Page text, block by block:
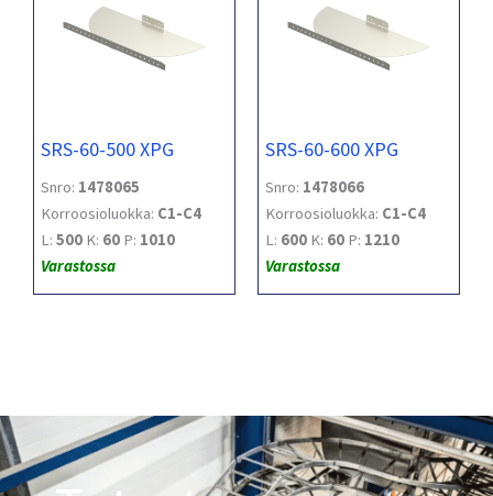
SRS-60-500 XPG
Snro: 1478065
Korroosioluokka: C1-C4
L: 500 K: 60 P: 1010
Varastossa
SRS-60-600 XPG
Snro: 1478066
Korroosioluokka: C1-C4
L: 600 K: 60 P: 1210
Varastossa